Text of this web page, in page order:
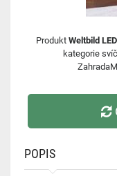
Produkt Weltbild
kategorie
POPIS